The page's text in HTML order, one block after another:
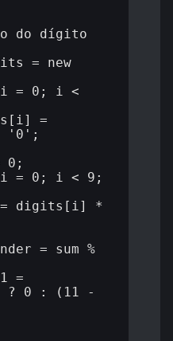
dígito
new
0; i <
=
'0';
0; i < 9;
*
= sum %
=
? 0 : (11 -